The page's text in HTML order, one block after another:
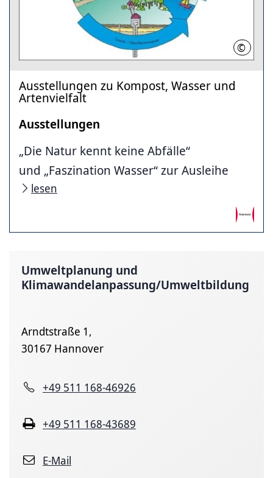
© LHH
Ausstellungen zu Kompost, Wasser und
Artenvielfalt
Ausstellungen
„Die Natur kennt keine Abfälle“
und „Faszination Wasser“ zur Ausleihe
lesen
Umweltplanung und
Klimawandelanpassung/Umweltbildung
Arndtstraße 1,
30167 Hannover
+49 511 168-46926
+49 511 168-43689
E-Mail